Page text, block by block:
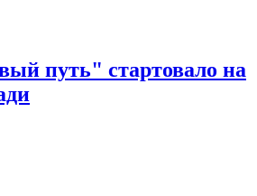
путь" стартовало на